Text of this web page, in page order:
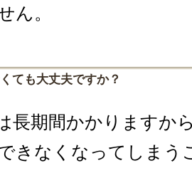
ん。
ても大丈夫ですか？
長期間かかりますか
きなくなってしまう